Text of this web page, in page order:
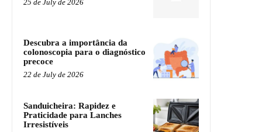
25 de July de 2026
Descubra a importância da
colonoscopia para o diagnóstico
precoce
22 de July de 2026
Sanduicheira: Rapidez e
Praticidade para Lanches
Irresistíveis